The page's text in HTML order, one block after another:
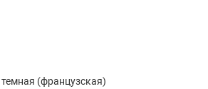
карамели. Вес: 250 г.
темная (французская)